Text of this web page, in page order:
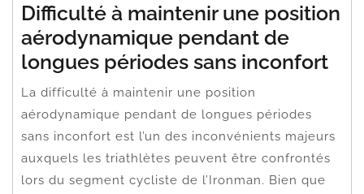
Difficulté à maintenir une position
aérodynamique pendant de
longues périodes sans inconfort
La difficulté à maintenir une position
aérodynamique pendant de longues périodes
sans inconfort est l’un des inconvénients majeurs
auxquels les triathlètes peuvent être confrontés
lors du segment cycliste de l’Ironman. Bien que